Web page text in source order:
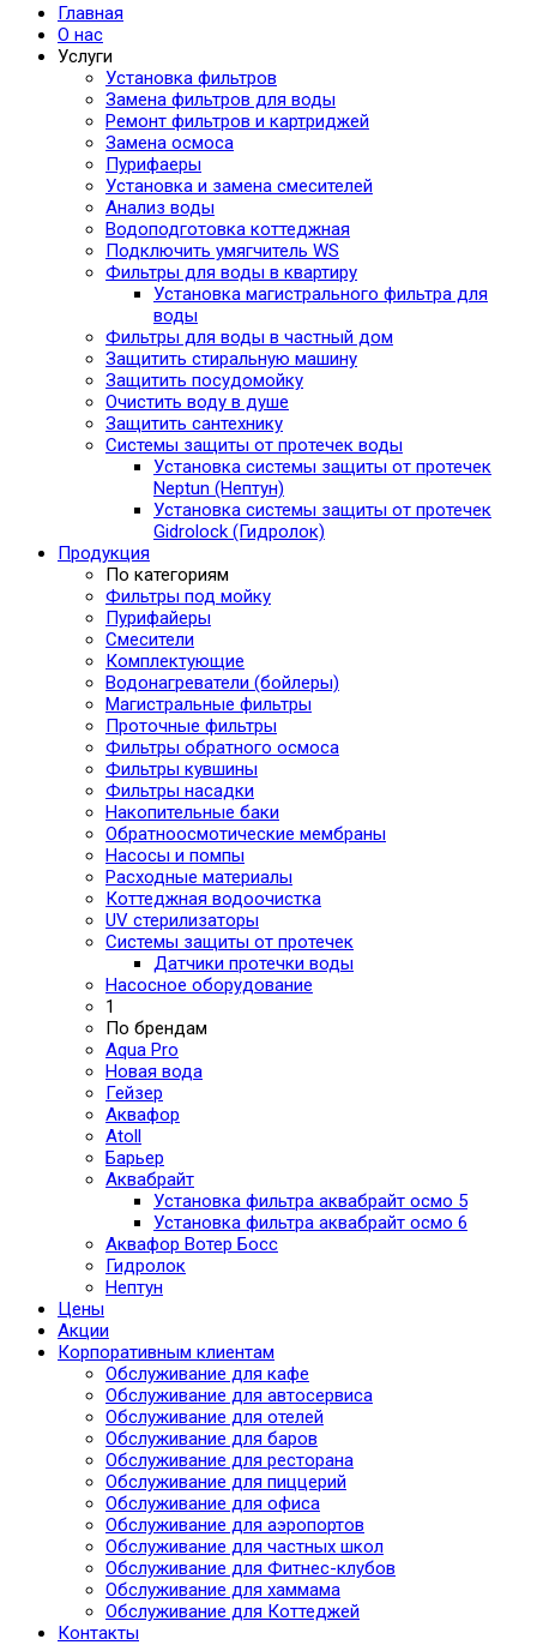
Главная
О нас
Услуги
Установка фильтров
Замена фильтров для воды
Ремонт фильтров и картриджей
Замена осмоса
Пурифаеры
Установка и замена смесителей
Анализ воды
Водоподготовка коттеджная
Подключить умягчитель WS
Фильтры для воды в квартиру
Установка магистрального фильтра для
воды
Фильтры для воды в частный дом
Защитить стиральную машину
Защитить посудомойку
Очистить воду в душе
Защитить сантехнику
Системы защиты от протечек воды
Установка системы защиты от протечек
Neptun (Нептун)
Установка системы защиты от протечек
Gidrolock (Гидролок)
Продукция
По категориям
Фильтры под мойку
Пурифайеры
Смесители
Комплектующие
Водонагреватели (бойлеры)
Магистральные фильтры
Проточные фильтры
Фильтры обратного осмоса
Фильтры кувшины
Фильтры насадки
Накопительные баки
Обратноосмотические мембраны
Насосы и помпы
Расходные материалы
Коттеджная водоочистка
UV стерилизаторы
Системы защиты от протечек
Датчики протечки воды
Насосное оборудование
1
По брендам
Aqua Pro
Новая вода
Гейзер
Аквафор
Atoll
Барьер
Аквабрайт
Установка фильтра аквабрайт осмо 5
Установка фильтра аквабрайт осмо 6
Аквафор Вотер Босс
Гидролок
Нептун
Цены
Акции
Корпоративным клиентам
Обслуживание для кафе
Обслуживание для автосервиса
Обслуживание для отелей
Обслуживание для баров
Обслуживание для ресторана
Обслуживание для пиццерий
Обслуживание для офиса
Обслуживание для аэропортов
Обслуживание для частных школ
Обслуживание для Фитнес-клубов
Обслуживание для хаммама
Обслуживание для Коттеджей
Контакты